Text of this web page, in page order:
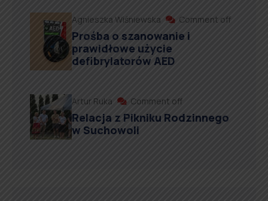
Agnieszka Wiśniewska Comment off
Prośba o szanowanie i
prawidłowe użycie
defibrylatorów AED
Artur Ruka Comment off
Relacja z Pikniku Rodzinnego
w Suchowoli